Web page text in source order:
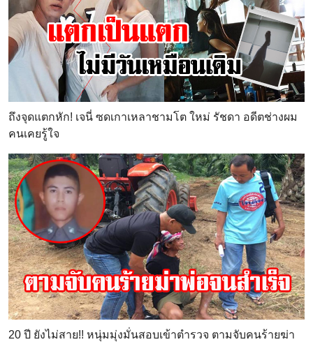
ถึงจุดแตกหัก! เจนี่ ซดเกาเหลาชามโต ใหม่ รัชดา อดีตช่างผม
คนเคยรู้ใจ
20 ปี ยังไม่สาย!! หนุ่มมุ่งมั่นสอบเข้าตำรวจ ตามจับคนร้ายฆ่า